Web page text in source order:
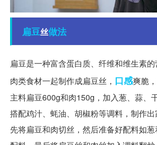
扁豆丝做法
扁豆是一种富含蛋白质、纤维和维生素
肉类食材一起制作成扁豆丝， 口感爽脆
主料扁豆600g和肉150g，加入葱、蒜、
搭配鸡汁、蚝油、胡椒粉等调料，制作
先将扁豆和肉切丝，然后准备好配料如